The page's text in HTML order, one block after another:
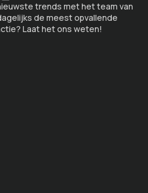
trends met het team van
de meest opvallende
Laat het ons weten!